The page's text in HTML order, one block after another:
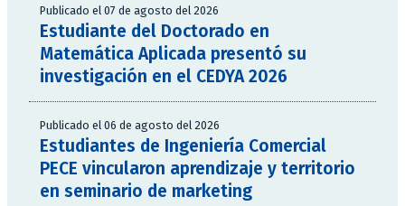
Publicado el 07 de agosto del 2026
Estudiante del Doctorado en
Matemática Aplicada presentó su
investigación en el CEDYA 2026
Publicado el 06 de agosto del 2026
Estudiantes de Ingeniería Comercial
PECE vincularon aprendizaje y territorio
en seminario de marketing